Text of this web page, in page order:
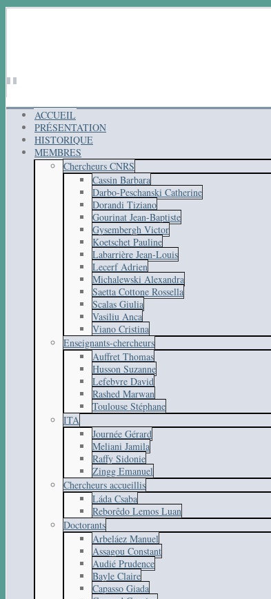
ACCUEIL
PRÉSENTATION
HISTORIQUE
MEMBRES
Chercheurs CNRS
Cassin Barbara
Darbo-Peschanski Catherine
Dorandi Tiziano
Gourinat Jean-Baptiste
Gysembergh Victor
Koetschet Pauline
Labarrière Jean-Louis
Lecerf Adrien
Michalewski Alexandra
Saetta Cottone Rossella
Scalas Giulia
Vasiliu Anca
Viano Cristina
Enseignants-chercheurs
Auffret Thomas
Husson Suzanne
Lefebvre David
Rashed Marwan
Toulouse Stéphane
ITA
Journée Gérard
Meliani Jamila
Raffy Sidonie
Zingg Emanuel
Chercheurs accueillis
Láda Csaba
Reborêdo Lemos Luan
Doctorants
Arbeláez Manuel
Assagou Constant
Audié Prudence
Bayle Claire
Capasso Giada